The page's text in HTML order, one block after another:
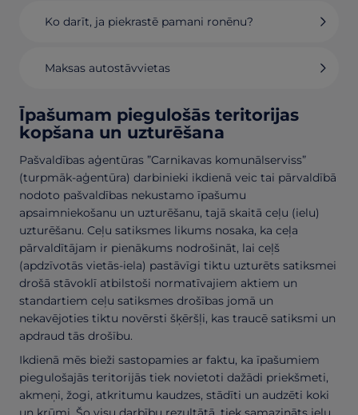
Ko darīt, ja piekrastē pamani ronēnu?
Maksas autostāvvietas
Īpašumam piegulošās teritorijas
kopšana un uzturēšana
Pašvaldības aģentūras ”Carnikavas komunālserviss”
(turpmāk-aģentūra) darbinieki ikdienā veic tai pārvaldībā
nodoto pašvaldības nekustamo īpašumu
apsaimniekošanu un uzturēšanu, tajā skaitā ceļu (ielu)
uzturēšanu. Ceļu satiksmes likums nosaka, ka ceļa
pārvaldītājam ir pienākums nodrošināt, lai ceļš
(apdzīvotās vietās-iela) pastāvīgi tiktu uzturēts satiksmei
drošā stāvoklī atbilstoši normatīvajiem aktiem un
standartiem ceļu satiksmes drošības jomā un
nekavējoties tiktu novērsti šķēršļi, kas traucē satiksmi un
apdraud tās drošību.
Ikdienā mēs bieži sastopamies ar faktu, ka īpašumiem
piegulošajās teritorijās tiek novietoti dažādi priekšmeti,
akmeņi, žogi, atkritumu kaudzes, stādīti un audzēti koki